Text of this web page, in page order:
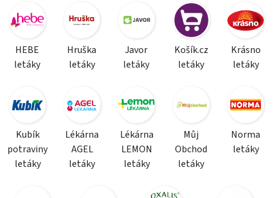
HEBE
letáky
Hruška
letáky
Javor
letáky
Košík.cz
letáky
Krásno
letáky
Kubík
potraviny
letáky
Lékárna
AGEL
letáky
Lékárna
LEMON
letáky
Můj
Obchod
letáky
Norma
letáky